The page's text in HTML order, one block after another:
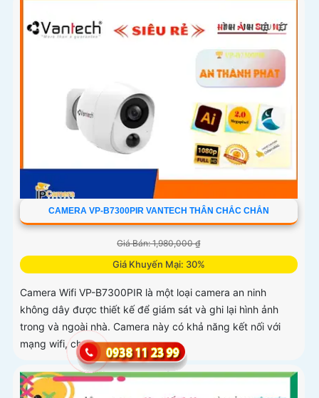
CAMERA VP-B7300PIR VANTECH THÂN CHẮC CHẮN
Giá Bán: 1,980,000 ₫
Giá Khuyến Mại: 30%
Camera Wifi VP-B7300PIR là một loại camera an ninh
không dây được thiết kế để giám sát và ghi lại hình ảnh
trong và ngoài nhà. Camera này có khả năng kết nối với
mạng wifi, cho...